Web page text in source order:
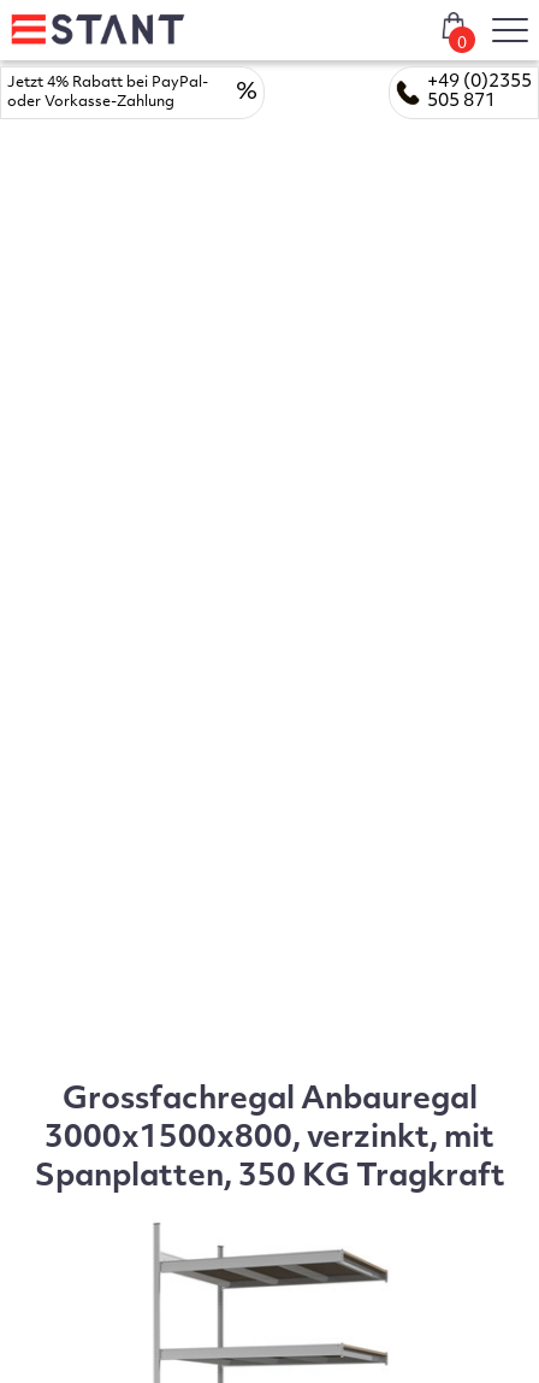
+49 (0)2355
505 871
Jetzt 4% Rabatt bei PayPal-
oder Vorkasse-Zahlung
%
0
Grossfachregal Anbauregal
3000x1500x800, verzinkt, mit
Spanplatten, 350 KG Tragkraft